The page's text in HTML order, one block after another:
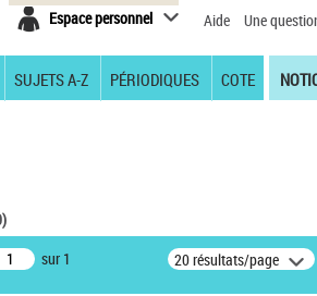
Espace personnel Aide Une
SUJETS A-Z PÉRIODIQUES COTE
)
sur 1 20 résultats/page